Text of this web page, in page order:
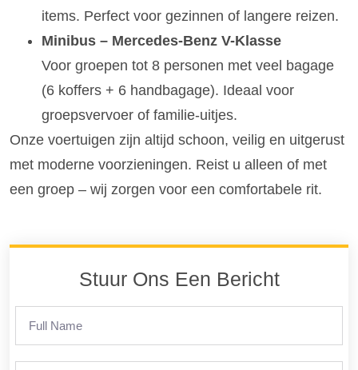
items. Perfect voor gezinnen of langere reizen.
Minibus – Mercedes-Benz V-Klasse
Voor groepen tot 8 personen met veel bagage
(6 koffers + 6 handbagage). Ideaal voor
groepsvervoer of familie-uitjes.
Onze voertuigen zijn altijd schoon, veilig en uitgerust
met moderne voorzieningen. Reist u alleen of met
een groep – wij zorgen voor een comfortabele rit.
Stuur Ons Een Bericht